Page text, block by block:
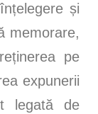
și
memorare,
pe
expunerii
legată de